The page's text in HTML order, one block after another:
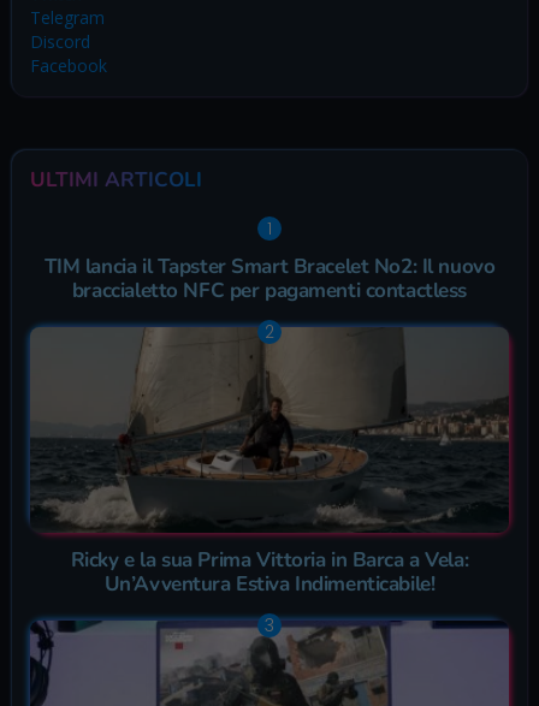
Telegram
Discord
Facebook
ULTIMI ARTICOLI
TIM lancia il Tapster Smart Bracelet No2: Il nuovo
braccialetto NFC per pagamenti contactless
Ricky e la sua Prima Vittoria in Barca a Vela:
Un’Avventura Estiva Indimenticabile!